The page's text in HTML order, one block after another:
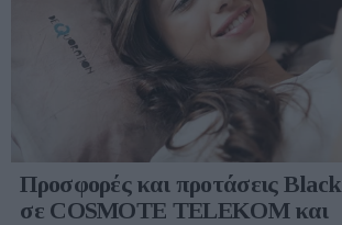
Προσφορές και προτάσεις
σε COSMOTE TELEKOM και